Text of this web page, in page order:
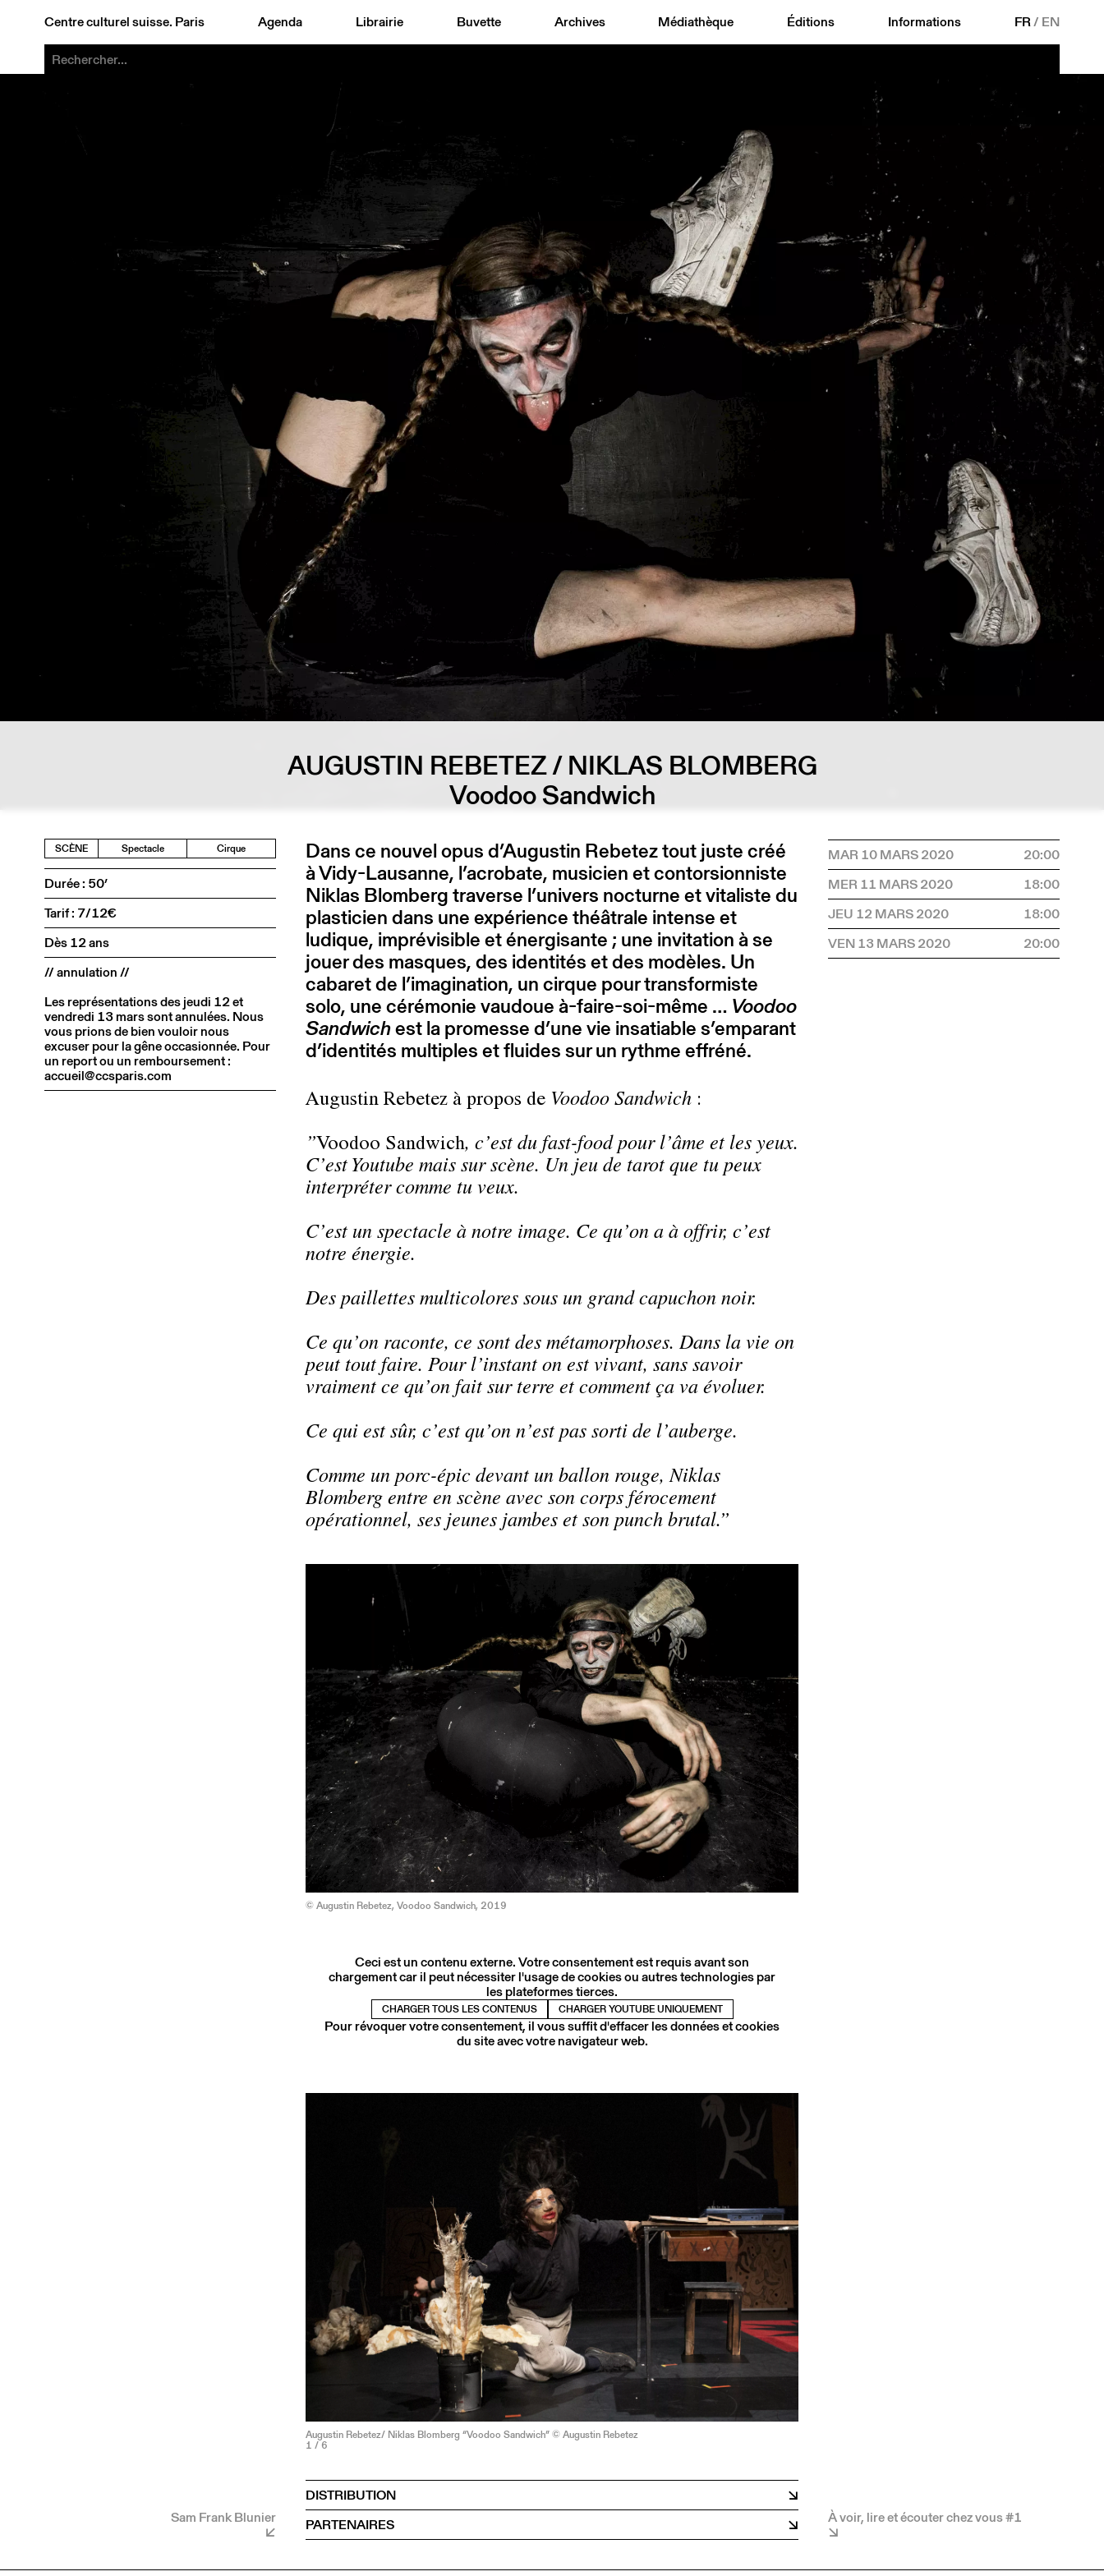
Centre culturel suisse. Paris Agenda Librairie Buvette Archives Médiathèque Éditions Informations FR/ EN
AUGUSTIN REBETEZ / NIKLAS BLOMBERG
Voodoo Sandwich
SCÈNE Spectacle Cirque
Durée : 50’
Tarif : 7/12€
Dès 12 ans
// annulation //
Les représentations des jeudi 12 et
vendredi 13 mars sont annulées. Nous
vous prions de bien vouloir nous
excuser pour la gêne occasionnée. Pour
un report ou un remboursement :
accueil@ccsparis.com
Sam Frank Blunier
Dans ce nouvel opus d’Augustin Rebetez tout juste créé
à Vidy-Lausanne, l’acrobate, musicien et contorsionniste
Niklas Blomberg traverse l’univers nocturne et vitaliste du
plasticien dans une expérience théâtrale intense et
ludique, imprévisible et énergisante ; une invitation à se
jouer des masques, des identités et des modèles. Un
cabaret de l’imagination, un cirque pour transformiste
solo, une cérémonie vaudoue à-faire-soi-même … Voodoo
Sandwichest la promesse d’une vie insatiable s’emparant
d’identités multiples et fluides sur un rythme effréné.
Augustin Rebetez à propos de Voodoo Sandwich :
”Voodoo Sandwich, c’est du fast-food pour l’âme et les yeux.
C’est Youtube mais sur scène. Un jeu de tarot que tu peux
interpréter comme tu veux.
C’est un spectacle à notre image. Ce qu’on a à offrir, c’est
notre énergie.
Des paillettes multicolores sous un grand capuchon noir.
Ce qu’on raconte, ce sont des métamorphoses. Dans la vie on
peut tout faire. Pour l’instant on est vivant, sans savoir
vraiment ce qu’on fait sur terre et comment ça va évoluer.
Ce qui est sûr, c’est qu’on n’est pas sorti de l’auberge.
Comme un porc-épic devant un ballon rouge, Niklas
Blomberg entre en scène avec son corps férocement
opérationnel, ses jeunes jambes et son punch brutal.”
© Augustin Rebetez, Voodoo Sandwich, 2019
Ceci est un contenu externe. Votre consentement est requis avant son
chargement car il peut nécessiter l'usage de cookies ou autres technologies par
les plateformes tierces.
CHARGER TOUS LES CONTENUS CHARGER YOUTUBE UNIQUEMENT
Pour révoquer votre consentement, il vous suffit d'effacer les données et cookies
du site avec votre navigateur web.
Augustin Rebetez/ Niklas Blomberg “Voodoo Sandwich” © Augustin Rebetez
1 / 6
DISTRIBUTION
PARTENAIRES
MAR 10 MARS 2020
20:00
MER 11 MARS 2020
18:00
JEU 12 MARS 2020
18:00
VEN 13 MARS 2020
20:00
À voir, lire et écouter chez vous #1